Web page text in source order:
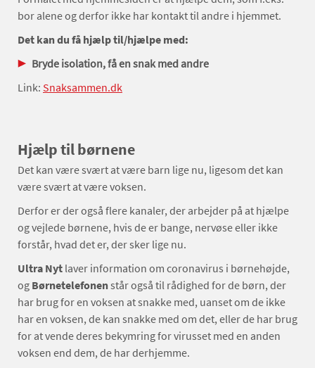
bor alene og derfor ikke har kontakt til andre i hjemmet.
Det kan du få hjælp til/hjælpe med:
Bryde isolation, få en snak med andre
Link: Snaksammen.dk
Hjælp til børnene
Det kan være svært at være barn lige nu, ligesom det kan
være svært at være voksen.
Derfor er der også flere kanaler, der arbejder på at hjælpe
og vejlede børnene, hvis de er bange, nervøse eller ikke
forstår, hvad det er, der sker lige nu.
Ultra Nyt laver information om coronavirus i børnehøjde,
og Børnetelefonenstår også til rådighed for de børn, der
har brug for en voksen at snakke med, uanset om de ikke
har en voksen, de kan snakke med om det, eller de har brug
for at vende deres bekymring for virusset med en anden
voksen end dem, de har derhjemme.